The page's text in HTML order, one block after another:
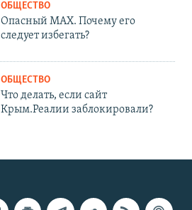
ОБЩЕСТВО
Опасный MAX. Почему его
следует избегать?
ОБЩЕСТВО
Что делать, если сайт
Крым.Реалии заблокировали?